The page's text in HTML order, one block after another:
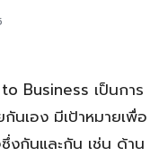
Business เป็นการ
นเอง มีเป้าหมายเพื่อ
งกันและกัน เช่น ด้าน